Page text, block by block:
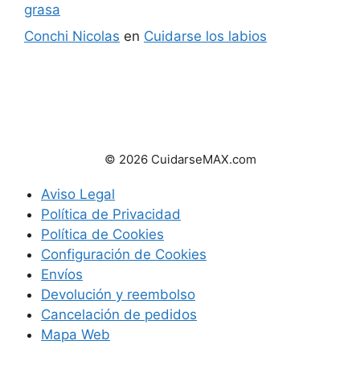
grasa
Conchi Nicolas en Cuidarse los labios
© 2026 CuidarseMAX.com
Aviso Legal
Política de Privacidad
Política de Cookies
Configuración de Cookies
Envíos
Devolución y reembolso
Cancelación de pedidos
Mapa Web